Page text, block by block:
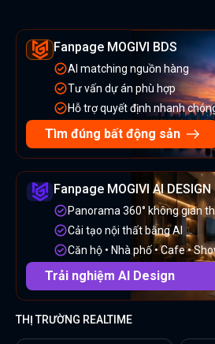
Fanpage MOGIVI BDS
AI matching nguồn hàng
Tư vấn dự án phù hợp
Hỗ trợ quyết định nhanh
Tìm đúng bất động sản
Fanpage MOGIVI AI DESIGN
Panorama 360° không gian
Cải tạo nội thất bằng AI
Căn hộ • Nhà phố • Cafe •
Trải nghiệm AI Design
THỊ TRƯỜNG REALTIME